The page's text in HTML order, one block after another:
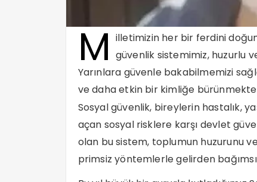
M illetimizin her bir ferdini
güvenlik sistemimiz, huzurlu
Yarınlara güvenle bakabilmemizi
ve daha etkin bir kimliğe
Sosyal güvenlik, bireylerin hastalık,
açan sosyal risklere karşı devlet
olan bu sistem, toplumun huzurunu
primsiz yöntemlerle gelirden